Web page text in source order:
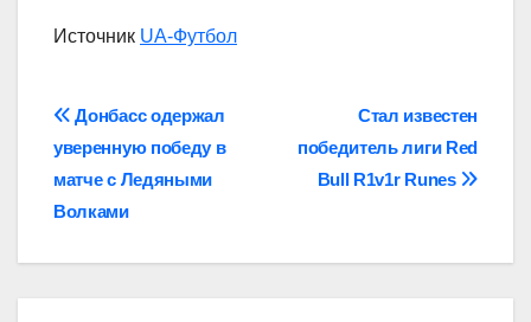
Источник UA-Футбол
Навігація
записів
Стал известен
победитель лиги Red
Bull R1v1r Runes
Донбасс одержал
уверенную победу в
матче с Ледяными
Волками